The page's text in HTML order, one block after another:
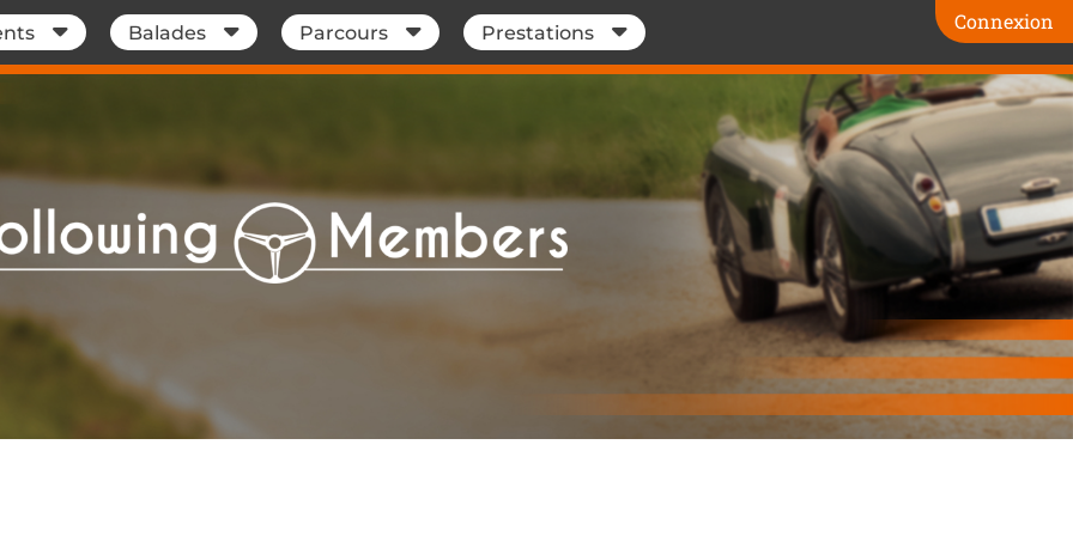
Balades Parcours Prestations Connexion